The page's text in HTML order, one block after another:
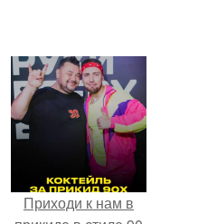
Приходи к нам в